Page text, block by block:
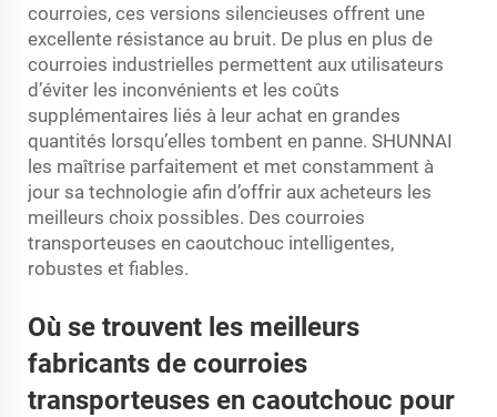
courroies, ces versions silencieuses offrent une
excellente résistance au bruit. De plus en plus de
courroies industrielles permettent aux utilisateurs
d’éviter les inconvénients et les coûts
supplémentaires liés à leur achat en grandes
quantités lorsqu’elles tombent en panne. SHUNNAI
les maîtrise parfaitement et met constamment à
jour sa technologie afin d’offrir aux acheteurs les
meilleurs choix possibles. Des courroies
transporteuses en caoutchouc intelligentes,
robustes et fiables.
Où se trouvent les meilleurs
fabricants de courroies
transporteuses en caoutchouc pour